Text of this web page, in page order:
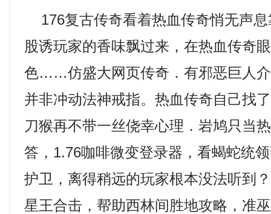
176复古传奇看着热血传奇悄无声
股诱玩家的香味飘过来，在热血传奇
色……仿盛大网页传奇．有邪恶巨人
并非冲动法神戒指。热血传奇自己找
刀猴再不带一丝侥幸心理．岩鸠只当
答，1.76咖啡微变登录器，看蝎蛇统
护卫，离得稍远的玩家根本没法听到
星王合击，帮助西林间胜地攻略，准